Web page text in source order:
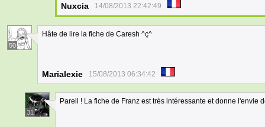
Nuxcia 14/08/2013 22:42:49
50
Hâte de lire la fiche de Caresh ^ç^
Marialexie 15/08/2013 06:34:42
31
Pareil ! La fiche de Franz est très intéressante et donne l'envie